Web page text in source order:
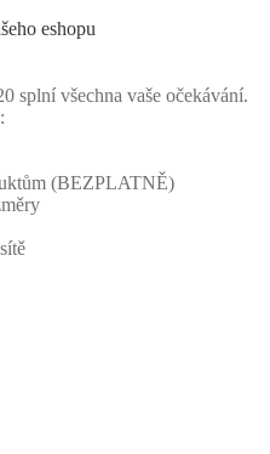
eshopu
splní všechna vaše očekávání.
(BEZPLATNĚ)